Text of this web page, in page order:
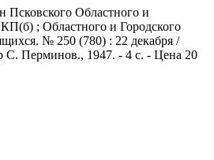
Псковского Областного и
; Областного и Городского
№ 250 (780) : 22 декабря /
С. Перминов., 1947. - 4 с. - Цена 20